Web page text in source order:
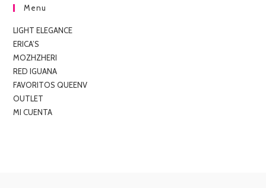
Menu
LIGHT ELEGANCE
ERICA’S
MOZHZHERI
RED IGUANA
FAVORITOS QUEENV
OUTLET
MI CUENTA